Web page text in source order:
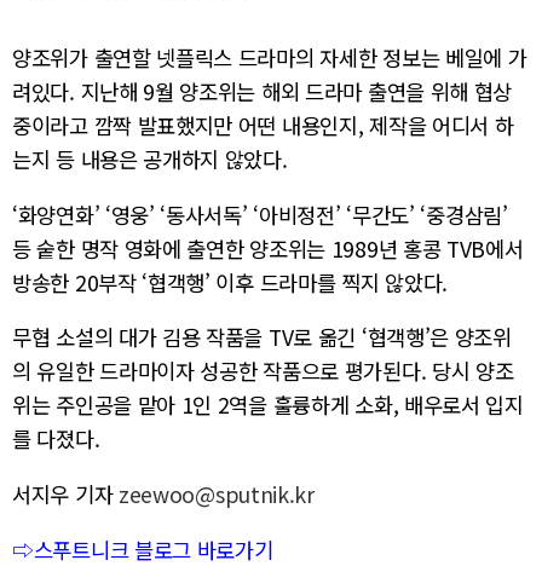
양조위가 출연할 넷플릭스 드라마의 자세한 정보는 베일에 가
려있다. 지난해 9월 양조위는 해외 드라마 출연을 위해 협상
중이라고 깜짝 발표했지만 어떤 내용인지, 제작을 어디서 하
는지 등 내용은 공개하지 않았다.
‘화양연화’ ‘영웅’ ‘동사서독’ ‘아비정전’ ‘무간도’ ‘중경삼림’
등 숱한 명작 영화에 출연한 양조위는 1989년 홍콩 TVB에서
방송한 20부작 ‘협객행’ 이후 드라마를 찍지 않았다.
무협 소설의 대가 김용 작품을 TV로 옮긴 ‘협객행’은 양조위
의 유일한 드라마이자 성공한 작품으로 평가된다. 당시 양조
위는 주인공을 맡아 1인 2역을 훌륭하게 소화, 배우로서 입지
를 다졌다.
서지우 기자 zeewoo@sputnik.kr
⇨스푸트니크 블로그 바로가기